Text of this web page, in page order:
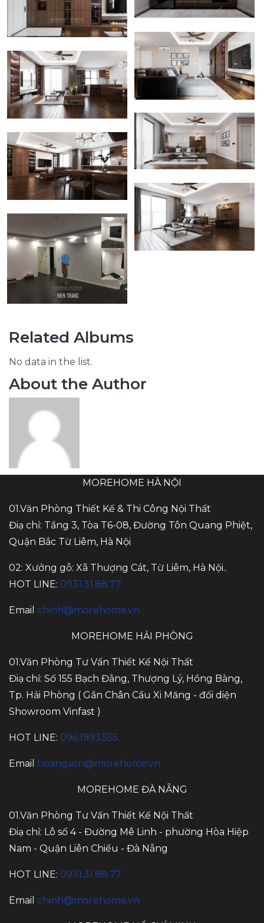
Related Albums
No data in the list.
About the Author
MOREHOME HÀ NỘI
01.Văn Phòng Thiết Kế & Thi Công Nội Thất
Điạ chỉ: Tầng 3, Tòa T6-08, Đường Tôn Quang Phiệt,
Quận Bắc Từ Liêm, Hà Nội
02: Xưởng gỗ: Xã Thượng Cát, Từ Liêm, Hà Nội..
HOT LINE: 0931.31.88.77
Email chinh@morehome.vn
MOREHOME HẢI PHÒNG
01.Văn Phòng Tư Vấn Thiết Kế Nội Thất
Điạ chỉ: Số 155 Bạch Đằng, Thượng Lý, Hồng Bàng,
Tp. Hải Phòng ( Gần Chân Cầu Xi Măng - đối diện
Showroom Vinfast )
HOT LINE: 096.1993.555
Email hoangson@morehome.vn
MOREHOME ĐÀ NẴNG
01.Văn Phòng Tư Vấn Thiết Kế Nội Thất
Điạ chỉ: Lô số 4 - Đường Mê Linh - phường Hòa Hiệp
Nam - Quận Liên Chiểu - Đà Nẵng
HOT LINE: 0931.31.88.77
Email chinh@morehome.vn